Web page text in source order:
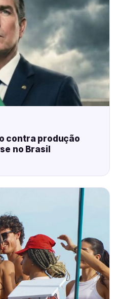
contra produção
no Brasil